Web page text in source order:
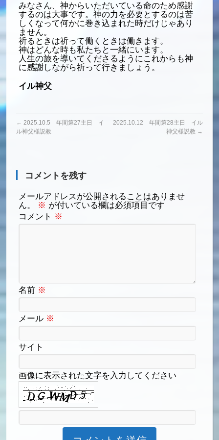
みなさん、神からいただいている命のため感謝
するのは大事です。神の力を必要とするのは苦
しくなって何かに巻き込まれた時だけじゃあり
ません。
祈るときは祈って働くときは働きます。
神はどんな時も私たちと一緒にいます。
人生の旅を導いてくださるようにこれからも神
に感謝しながら祈って行きましょう。
イル神父
← 2025.10.5 年間第27主日 イ
ル神父様説教
2025.10.12 年間第28主日 イル
神父様説教 →
コメントを残す
メールアドレスが公開されることはありませ
ん。
※ が付いている欄は必須項目です
コメント ※
名前 ※
メール ※
サイト
画像に表示された文字を入力してください